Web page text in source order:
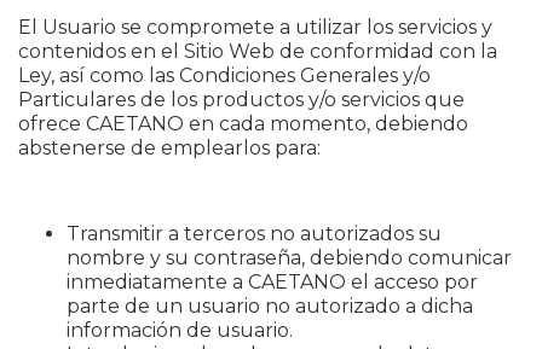
El Usuario se compromete a utilizar los servicios y
contenidos en el Sitio Web de conformidad con la
Ley, así como las Condiciones Generales y/o
Particulares de los productos y/o servicios que
ofrece CAETANO en cada momento, debiendo
abstenerse de emplearlos para:
Transmitir a terceros no autorizados su
nombre y su contraseña, debiendo comunicar
inmediatamente a CAETANO el acceso por
parte de un usuario no autorizado a dicha
información de usuario.